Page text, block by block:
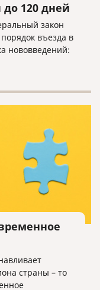
120 дней
закон
въезда в
нововведений:
страны – то